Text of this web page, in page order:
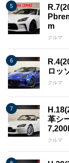
m
クルマ
ロッ
クルマ
革シ
クルマ